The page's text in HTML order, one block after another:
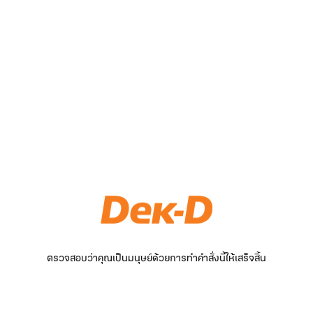
ตรวจสอบว่าคุณเป็นมนุษย์ด้วยการทำคำสั่งนี้ให้เสร็จสิ้น